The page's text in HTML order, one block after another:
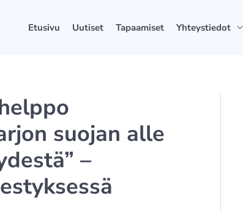
Etusivu Uutiset Tapaamiset Yhteystiedot
suojan alle
–